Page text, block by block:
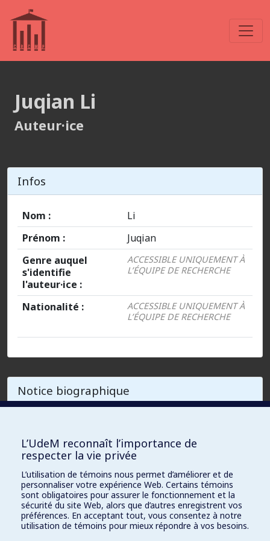
Juqian Li
Auteur·ice
Infos
Nom :
Li
Prénom :
Juqian
Genre auquel
s'identifie
l'auteur·ice :
ACCESSIBLE UNIQUEMENT À
L’ÉQUIPE DE RECHERCHE
Nationalité :
ACCESSIBLE UNIQUEMENT À
L’ÉQUIPE DE RECHERCHE
Notice biographique
Fiches (1)
Li, Juqian, « China’s Legal Framework Supporting
and Sustainability of Artistic Heritage »,dans
L’UdeM reconnaît l’importance de
respecter la vie privée
L’utilisation de témoins nous permet d’améliorer et de
personnaliser votre expérience Web. Certains témoins
sont obligatoires pour assurer le fonctionnement et la
sécurité du site Web, alors que d’autres enregistrent vos
préférences. En acceptant tout, vous consentez à notre
utilisation de témoins pour mieux répondre à vos besoins.